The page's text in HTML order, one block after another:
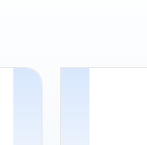
专